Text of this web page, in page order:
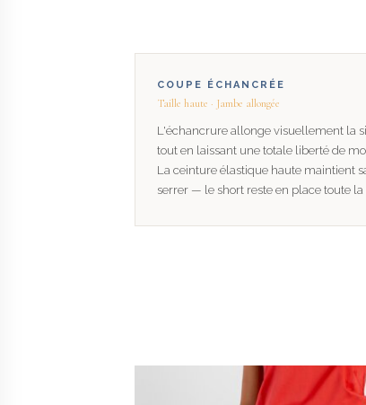
COUPE ÉCHANCRÉE
Taille haute · Jambe allongée
L'échancrure allonge visuellement la
tout en laissant une totale liberté de
La ceinture élastique haute maintient
serrer — le short reste en place toute la